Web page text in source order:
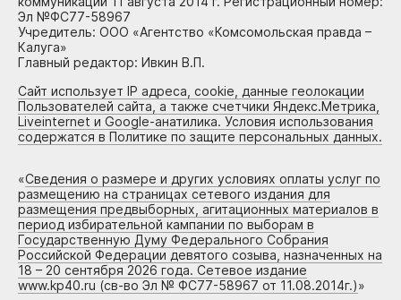
Эл №ФС77-58967
Учредитель: ООО «Агентство «Комсомольская правда –
Калуга»
Главный редактор: Ивкин В.П.
Сайт использует IP адреса, cookie, данные геолокации
Пользователей сайта, а также счетчики Яндекс.Метрика,
Liveinternet и Google-анатилика. Условия использования
содержатся в Политике по защите персональных данных.
«Сведения о размере и других условиях оплаты услуг по
размещению на страницах сетевого издания для
размещения предвыборных, агитационных материалов в
период избирательной кампании по выборам в
Государственную Думу Федерального Собрания
Российской Федерации девятого созыва, назначенных на
18 – 20 сентября 2026 года. Сетевое издание
www.kp40.ru (св-во Эл № ФС77-58967 от 11.08.2014г.)»